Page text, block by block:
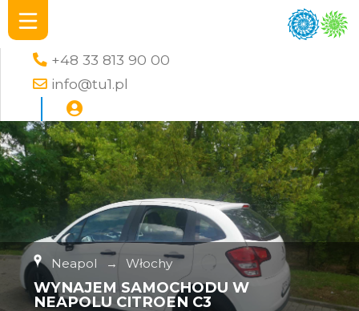
+48 33 813 90 00
info@tu1.pl
Neapol → Włochy
WYNAJEM SAMOCHODU W
NEAPOLU CITROEN C3